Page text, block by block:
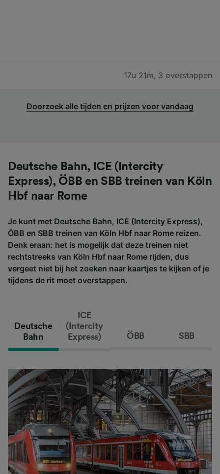
17u 21m, 3 overstappen
Doorzoek alle tijden en prijzen voor vandaag
Deutsche Bahn, ICE (Intercity
Express), ÖBB en SBB treinen van Köln
Hbf naar Rome
Je kunt met Deutsche Bahn, ICE (Intercity Express),
ÖBB en SBB treinen van Köln Hbf naar Rome reizen.
Denk eraan: het is mogelijk dat deze treinen niet
rechtstreeks van Köln Hbf naar Rome rijden, dus
vergeet niet bij het zoeken naar kaartjes te kijken of je
tijdens de rit moet overstappen.
Deutsche
Bahn
ICE
(Intercity
Express)
ÖBB SBB